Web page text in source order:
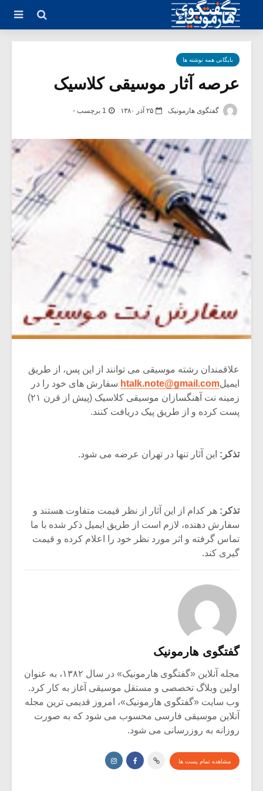
بایگانی همه نوشته ها
عرصه آثار موسیقی کلاسیک
گفتگوی هارمونیک ۲۵ آذر ۱۳۸۰ 1 برچسب -
علاقمندان رشته موسیقی می توانند از این پس، از طریق
ایمیلhtalk.note@gmail.com سفارش های خود را در
زمینه نت آهنگسازان موسیقی کلاسیک (پیش از قرن ۲۱)
پست کرده و از طریق پیک دریافت کنند.
تذکر: این آثار تنها در تهران عرضه می شود.
تذکر: هر کدام از این آثار از نظر قیمت متفاوت هستند و
سفارش دهنده، لازم است از طریق ایمیل ذکر شده با ما
تماس گرفته و اثر مورد نظر خود را اعلام کرده و قیمت
گیری کند.
گفتگوی هارمونیک
مجله آنلاین «گفتگوی هارمونیک» در سال ۱۳۸۲، به عنوان
اولین وبلاگ تخصصی و مستقل موسیقی آغاز به کار کرد.
وب سایت «گفتگوی هارمونیک»، امروز قدیمی ترین مجله
آنلاین موسیقی فارسی محسوب می شود که به صورت
روزانه به روزرسانی می شود.
مشاهده تمام پست ها
میکلوش روژا
یادداشتی بر موسیقی